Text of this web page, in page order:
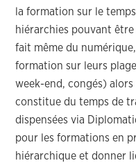
la formation sur le
hiérarchies pouvant
fait même du
formation sur leurs
week-end, congés)
constitue du temps de
dispensées via
pour les formations en
hiérarchique et donner